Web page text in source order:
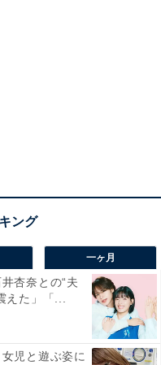
一ヶ月
杏奈との“夫
えた」「...
児と遊ぶ姿に